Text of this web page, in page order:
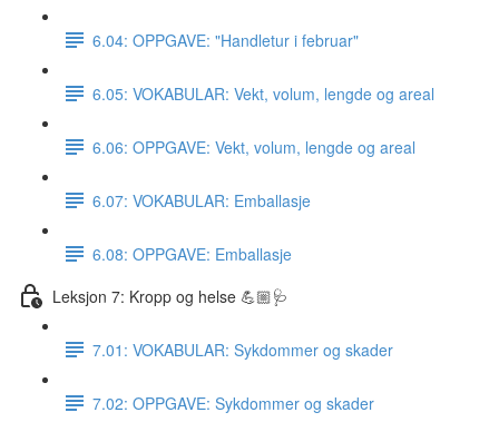
6.04: OPPGAVE: "Handletur i februar"
6.05: VOKABULAR: Vekt, volum, lengde og areal
6.06: OPPGAVE: Vekt, volum, lengde og areal
6.07: VOKABULAR: Emballasje
6.08: OPPGAVE: Emballasje
Leksjon 7: Kropp og helse 💪🏼🩺
7.01: VOKABULAR: Sykdommer og skader
7.02: OPPGAVE: Sykdommer og skader